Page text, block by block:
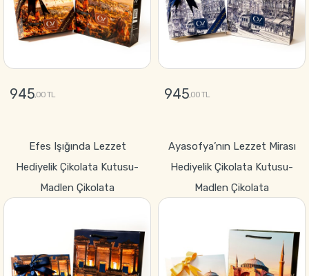
945,00 TL 945,00 TL
Efes Işığında Lezzet
Hediyelik Çikolata Kutusu-
Madlen Çikolata
Ayasofya’nın Lezzet Mirası
Hediyelik Çikolata Kutusu-
Madlen Çikolata